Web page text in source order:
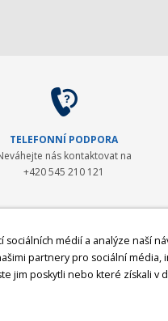
médií a analýze naší
partnery pro sociální média,
jim poskytli nebo které získali v
TELEFONNÍ PODPORA
nás kontaktovat na
+420 545 210 121
a od počátku se věnovala
techniky. Postupem času
AMA Laser a Theis